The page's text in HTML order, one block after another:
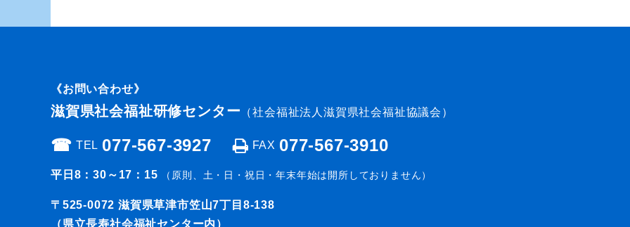
《お問い合わせ》
滋賀県社会福祉研修センター （社会福祉法人滋賀県社会福祉協議会）
☎︎ TEL 077-567-3927 FAX 077-567-3910
平日8：30～17：15 （原則、土・日・祝日・年末年始は開所しておりません）
〒525-0072 滋賀県草津市笠山7丁目8-138
（県立長寿社会福祉センター内）